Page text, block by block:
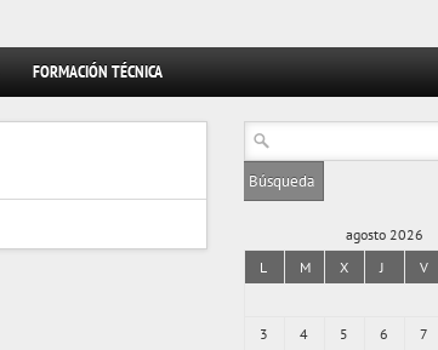
FORMACIÓN TÉCNICA
agosto 2026
L
M X J V
3
4 5 6 7